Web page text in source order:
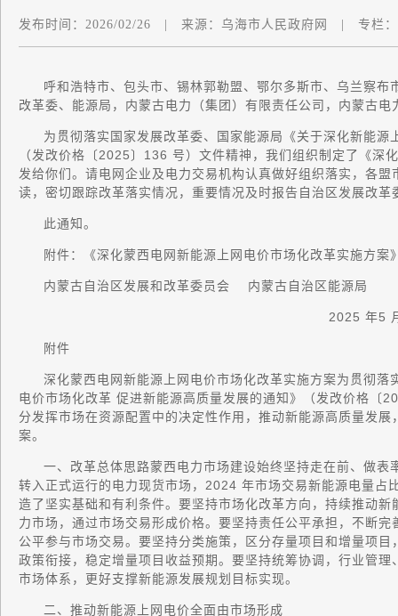
发布时间： 2026/02/26 来源： 乌海市人民政府网 专栏：
呼和浩特市、包头市、锡林郭勒盟、鄂尔多斯市、乌兰察
改革委、能源局，内蒙古电力（集团）有限责任公司，内蒙古
为贯彻落实国家发展改革委、国家能源局《关于深化新能
（发改价格〔2025〕136 号）文件精神，我们组织制定了《深
发给你们。请电网企业及电力交易机构认真做好组织落实，各
读，密切跟踪改革落实情况，重要情况及时报告自治区发展改革
此通知。
附件：《深化蒙西电网新能源上网电价市场化改革实施方案
内蒙古自治区发展和改革委员会 内蒙古自治区能源局
2025 年5
附件
深化蒙西电网新能源上网电价市场化改革实施方案为贯彻
电价市场化改革 促进新能源高质量发展的通知》（发改价格〔
分发挥市场在资源配置中的决定性作用，推动新能源高质量发
案。
一、改革总体思路蒙西电力市场建设始终坚持走在前、做
转入正式运行的电力现货市场，2024 年市场交易新能源电量占
造了坚实基础和有利条件。要坚持市场化改革方向，持续推动
力市场，通过市场交易形成价格。要坚持责任公平承担，不断
公平参与市场交易。要坚持分类施策，区分存量项目和增量项
政策衔接，稳定增量项目收益预期。要坚持统筹协调，行业管
市场体系，更好支撑新能源发展规划目标实现。
二、推动新能源上网电价全面由市场形成